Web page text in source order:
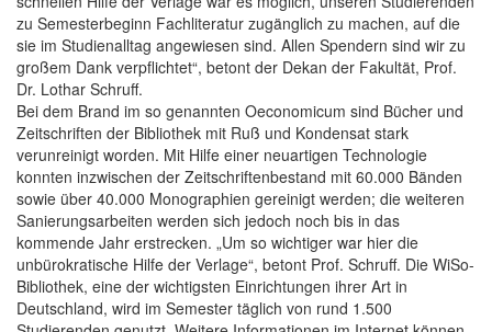
zu Semesterbeginn Fachliteratur zugänglich zu machen, auf die
sie im Studienalltag angewiesen sind. Allen Spendern sind wir zu
großem Dank verpflichtet“, betont der Dekan der Fakultät, Prof.
Dr. Lothar Schruff.
Bei dem Brand im so genannten Oeconomicum sind Bücher und
Zeitschriften der Bibliothek mit Ruß und Kondensat stark
verunreinigt worden. Mit Hilfe einer neuartigen Technologie
konnten inzwischen der Zeitschriftenbestand mit 60.000 Bänden
sowie über 40.000 Monographien gereinigt werden; die weiteren
Sanierungsarbeiten werden sich jedoch noch bis in das
kommende Jahr erstrecken. „Um so wichtiger war hier die
unbürokratische Hilfe der Verlage“, betont Prof. Schruff. Die WiSo-
Bibliothek, eine der wichtigsten Einrichtungen ihrer Art in
Deutschland, wird im Semester täglich von rund 1.500